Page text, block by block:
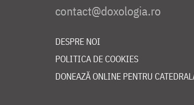
DESPRE NOI
POLITICA DE COOKIES
DONEAZĂ ONLINE PENTRU